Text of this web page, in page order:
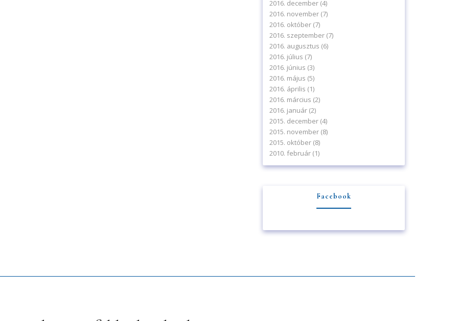
2016. december(4)
2016. november(7)
2016. október(7)
2016. szeptember(7)
2016. augusztus (6)
2016. július (7)
2016. június (3)
2016. május (5)
2016. április (1)
2016. március (2)
2016. január(2)
2015. december(4)
2015. november(8)
2015. október(8)
2010. február(1)
Facebook